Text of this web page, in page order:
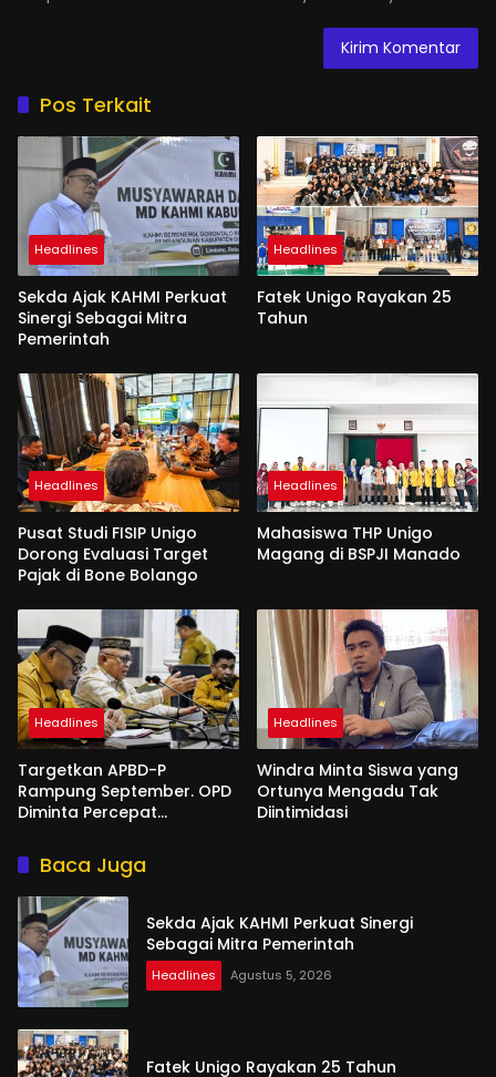
Pos Terkait
Headlines
Sekda Ajak KAHMI Perkuat
Sinergi Sebagai Mitra
Pemerintah
Headlines
Fatek Unigo Rayakan 25
Tahun
Headlines
Pusat Studi FISIP Unigo
Dorong Evaluasi Target
Pajak di Bone Bolango
Headlines
Mahasiswa THP Unigo
Magang di BSPJI Manado
Headlines
Targetkan APBD-P
Rampung September. OPD
Diminta Percepat
Headlines
Windra Minta Siswa yang
Ortunya Mengadu Tak
Diintimidasi
Baca Juga
Sekda Ajak KAHMI Perkuat Sinergi
Sebagai Mitra Pemerintah
Headlines Agustus 5, 2026
Fatek Unigo Rayakan 25 Tahun